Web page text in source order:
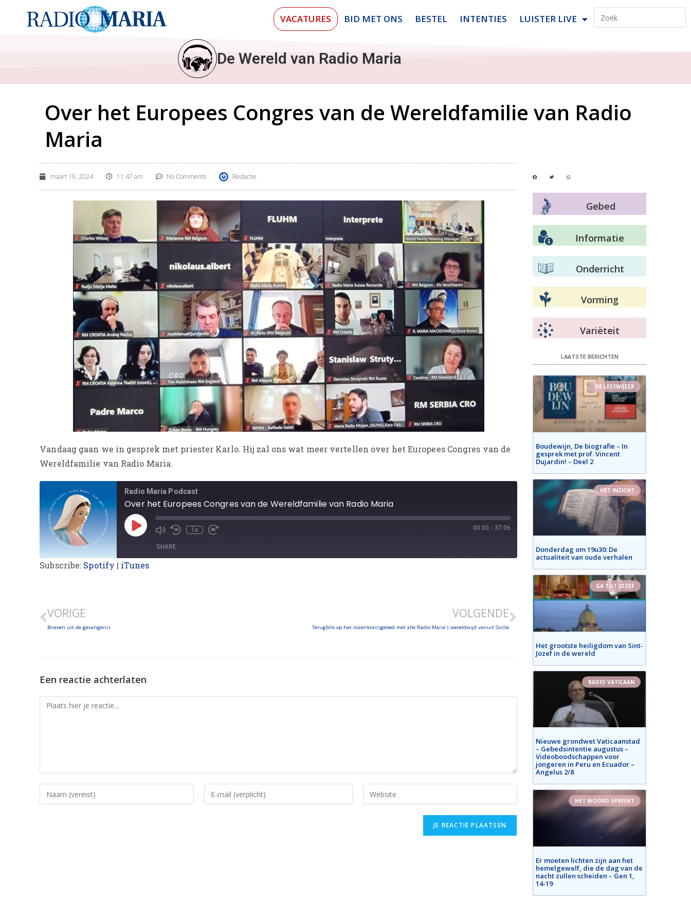
VACATURES BID MET ONS BESTEL INTENTIES LUISTER LIVE
De Wereld van Radio Maria
Over het Europees Congres van de Wereldfamilie van Radio
Maria
maart 19, 2024 11:47 am No Comments Redactie
Vandaag gaan we in gesprek met priester Karlo. Hij zal ons wat meer vertellen over het Europees Congres van de
Wereldfamilie van Radio Maria.
Radio Maria Podcast
Over het Europees Congres van de Wereldfamilie van Radio Maria
1x 00:00 / 37:06
SHARE
Subscribe: Spotify | iTunes
VORIGE
Brieven uit de gevangenis
VOLGENDE
Terugblik op het rozenkransgebed met alle Radio Maria’s wereldwijd vanuit Sicilië
Een reactie achterlaten
Gebed
Informatie
Onderricht
Vorming
Variëteit
LAATSTE BERICHTEN
DE LEESWIJZER
Boudewijn, De biografie – In
gesprek met prof. Vincent
Dujardin! – Deel 2
HET INZICHT
Donderdag om 19u30: De
actualiteit van oude verhalen
GA TOT JOZEF
Het grootste heiligdom van Sint-
Jozef in de wereld
RADIO VATICAAN
Nieuwe grondwet Vaticaanstad
– Gebedsintentie augustus –
Videoboodschappen voor
jongeren in Peru en Ecuador –
Angelus 2/8
HET WOORD SPREEKT
Er moeten lichten zijn aan het
hemelgewelf, die de dag van de
nacht zullen scheiden – Gen 1,
14-19